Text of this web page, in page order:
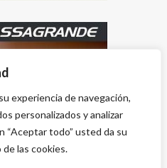
experiencia de navegación,
personalizados y analizar
“Aceptar todo” usted da su
las cookies.